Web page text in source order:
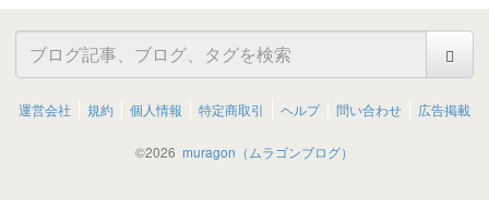
運営会社 規約 個人情報 特定商取引 ヘルプ 問い合わせ 広告掲載
©2026 muragon（ムラゴンブログ）